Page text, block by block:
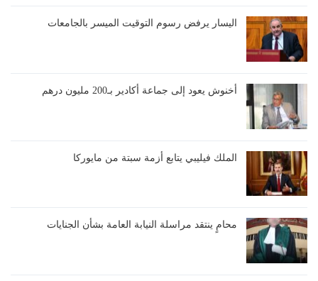
اليسار يرفض رسوم التوقيت الميسر بالجامعات
أخنوش يعود إلى جماعة أكادير بـ200 مليون درهم
الملك فيليبي يتابع أزمة سبتة من مايوركا
محامٍ ينتقد مراسلة النيابة العامة بشأن الجنايات